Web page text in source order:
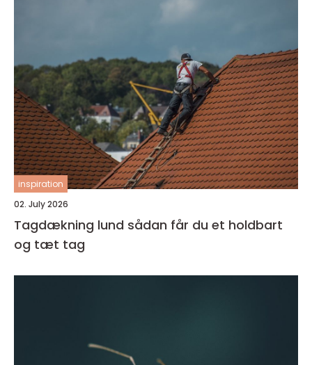
inspiration
02. July 2026
Tagdækning lund sådan får du et holdbart
og tæt tag